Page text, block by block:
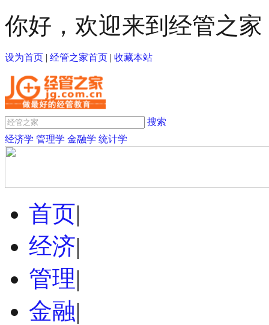
你好，欢迎来到经管之家
设为首页 | 经管之家首页 | 收藏本站
搜索
经济学 管理学 金融学 统计学
首页|
经济|
管理|
金融|